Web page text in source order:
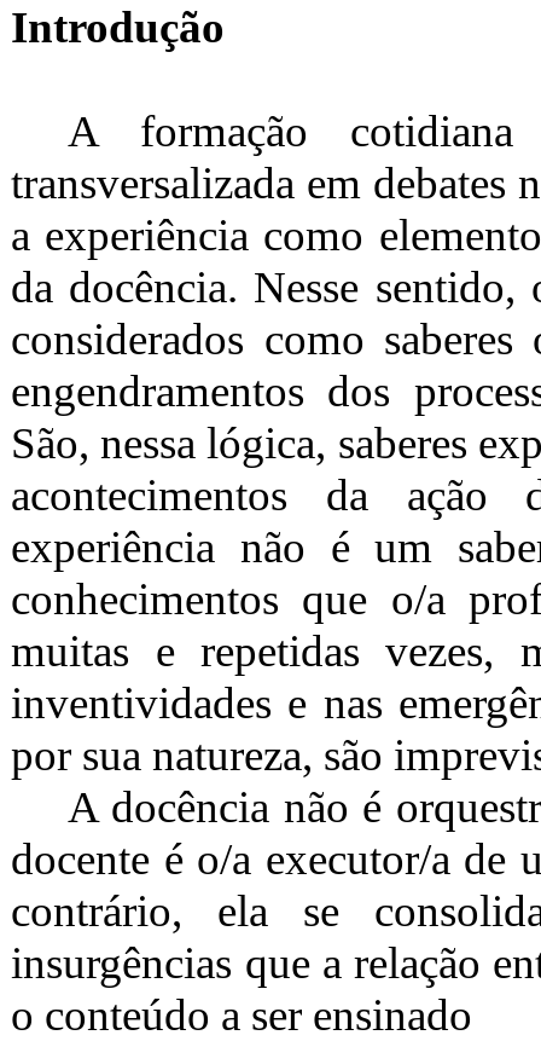
Introdução
A formação cotidiana
transversalizada em debates
a experiência como
da docência. Nesse sentido,
considerados como
engendramentos dos
São, nessa lógica, saberes
acontecimentos da ação
experiência não é um
conhecimentos que o/a
muitas e repetidas vezes,
inventividades e nas
por sua natureza, são
A docência não é
docente é o/a executor/a de
contrário, ela se
insurgências que a relação
o conteúdo a ser ensinado